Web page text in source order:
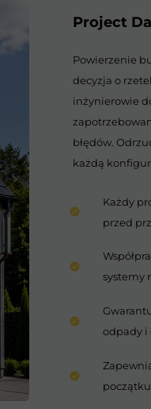
odpady i
systemy
Każdy
przed
Powierzenie
decyzja o
inżynierowie
błędów.
każdą
Project